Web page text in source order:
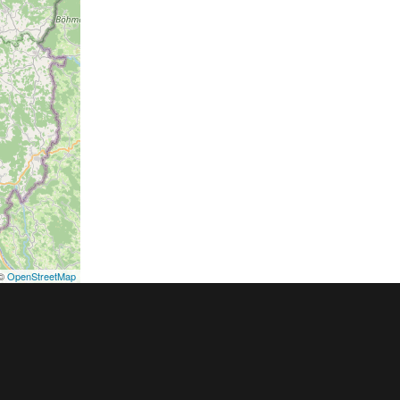
OpenStreetMap